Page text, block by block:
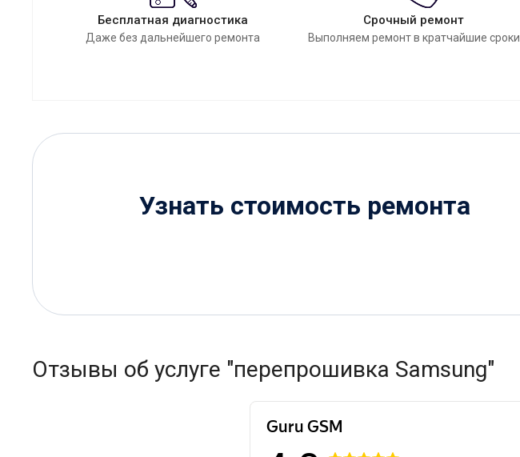
Бесплатная диагностика
Даже без дальнейшего ремонта
Срочный ремонт
Выполняем ремонт в кратчайшие сроки
Узнать стоимость ремонта
Отзывы об услуге "перепрошивка Samsung"